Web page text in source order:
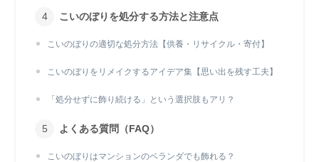
こいのぼりを処分する方法と注意点
こいのぼりの適切な処分方法【供養・リサイクル・寄付】
こいのぼりをリメイクするアイデア集【思い出を残す工夫】
「処分せずに飾り続ける」という選択肢もアリ？
よくある質問（FAQ）
こいのぼりはマンションのベランダでも飾れる？